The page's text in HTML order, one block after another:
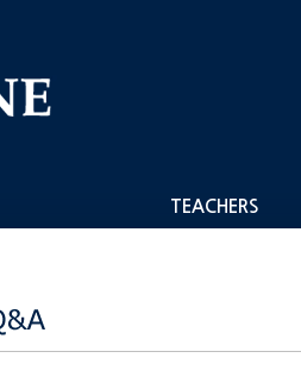
TEACHERS